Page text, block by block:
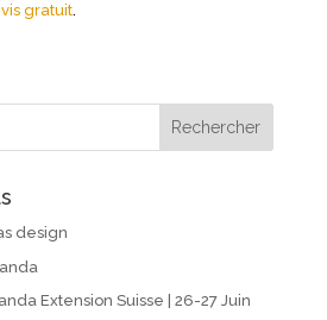
gratuit.
design
Extension Suisse | 26-27 Juin